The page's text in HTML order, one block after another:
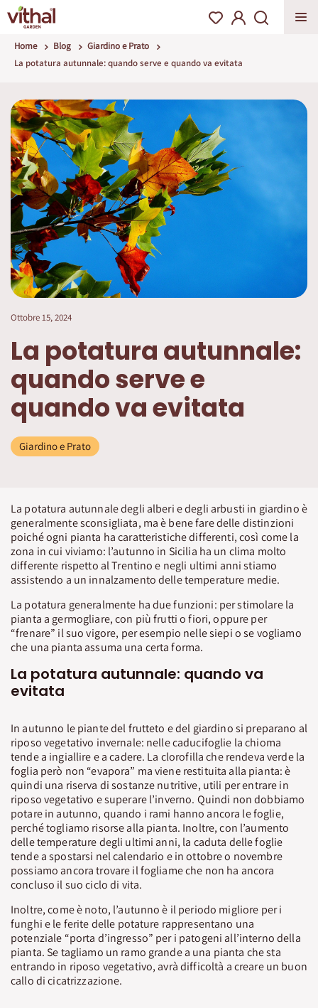
Home Blog
Giardino e Prato
La potatura autunnale: quando serve e quando va evitata
Ottobre 15, 2024
La potatura autunnale:
quando serve e
quando va evitata
Giardino e Prato
La potatura autunnale degli alberi e degli arbusti in giardino è
generalmente sconsigliata, ma è bene fare delle distinzioni
poiché ogni pianta ha caratteristiche differenti, così come la
zona in cui viviamo: l’autunno in Sicilia ha un clima molto
differente rispetto al Trentino e negli ultimi anni stiamo
assistendo a un innalzamento delle temperature medie.
La potatura generalmente ha due funzioni: per stimolare la
pianta a germogliare, con più frutti o fiori, oppure per
“frenare” il suo vigore, per esempio nelle siepi o se vogliamo
che una pianta assuma una certa forma.
La potatura autunnale: quando va
evitata
In autunno le piante del frutteto e del giardino si preparano al
riposo vegetativo invernale: nelle caducifoglie la chioma
tende a ingiallire e a cadere. La clorofilla che rendeva verde la
foglia però non “evapora” ma viene restituita alla pianta: è
quindi una riserva di sostanze nutritive, utili per entrare in
riposo vegetativo e superare l’inverno. Quindi non dobbiamo
potare in autunno, quando i rami hanno ancora le foglie,
perché togliamo risorse alla pianta. Inoltre, con l’aumento
delle temperature degli ultimi anni, la caduta delle foglie
tende a spostarsi nel calendario e in ottobre o novembre
possiamo ancora trovare il fogliame che non ha ancora
concluso il suo ciclo di vita.
Inoltre, come è noto, l’autunno è il periodo migliore per i
funghi e le ferite delle potature rappresentano una
potenziale “porta d’ingresso” per i patogeni all’interno della
pianta. Se tagliamo un ramo grande a una pianta che sta
entrando in riposo vegetativo, avrà difficoltà a creare un buon
callo di cicatrizzazione.